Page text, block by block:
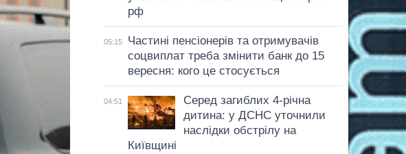
рф
05:15
Частині пенсіонерів та отримувачів
соцвиплат треба змінити банк до 15
вересня: кого це стосується
04:51
Серед загиблих 4-річна
дитина: у ДСНС уточнили
наслідки обстрілу на
Київщині